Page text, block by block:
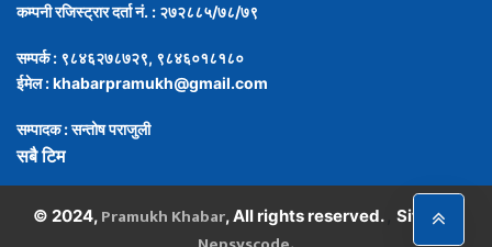
कम्पनी रजिस्ट्रार दर्ता नं. : २७२८८५/७८/७९
सम्पर्क : ९८४६२७८७२९, ९८४६०१८१८०
ईमेल :khabarpramukh@gmail.com
सम्पादक : सन्तोष पराजुली
सबै टिम
© 2024, Pramukh Khabar, All rights reserved. Site By :
.